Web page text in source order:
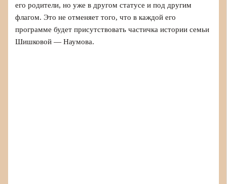
его родители, но уже в другом статусе и под другим
флагом. Это не отменяет того, что в каждой его
программе будет присутствовать частичка истории семьи
Шишковой — Наумова.